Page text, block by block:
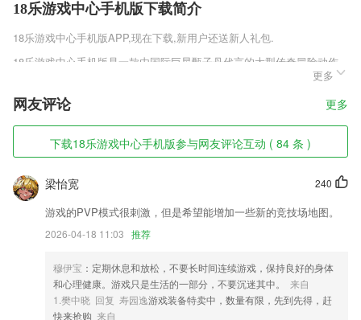
18乐游戏中心手机版下载简介
18乐游戏中心手机版APP,现在下载,新用户还送新人礼包.
18乐游戏中心手机版是一款由国际巨星甄子丹代言的大型传奇冒险动作
战斗手游，由盛大正式合作授权，采用原版的传奇剧情以及经典的玩法，
带给你最为极致的战斗玩法，在不同的挑战副本中展开新奇的历练挑战，
更多新奇有趣的挑战玩法等你来参与游玩，享受最为极致的战斗乐趣。
18乐游戏中心手机版软件特色
1,备课啦官方版悦买app悦卖app
2,查看医生制作的运动计划、测量计划等,助力完成计划任务;
3,显示所有收银员及权限,随时随地根据需要修改权限,并2265实时同步到
5,通过“抢单”、“客户分派”模块，帮助项目快速分派客户，提高2265顾问
跟进效率。
6,可以量身定制适合自己的学习方式，迅速提升自己的学习成绩；
更多
网友评论 更多
下载18乐游戏中心手机版参与网友评论互动 ( 84 条 )
240
梁怡宽
游戏的PVP模式很刺激，但是希望能增加一些新的竞技场地图。
2026-04-18 11:03 推荐
穆伊宝 ：定期休息和放松，不要长时间连续游戏，保持良好的身体
和心理健康。游戏只是生活的一部分，不要沉迷其中。
来自
1.樊中晓 回复 寿园逸游戏装备特卖中，数量有限，先到先得，赶
快来抢购 来自